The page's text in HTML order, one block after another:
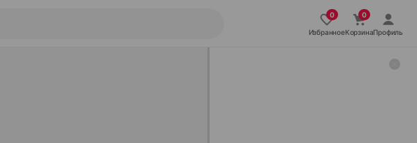
ИзбранноеКорзинаПрофиль